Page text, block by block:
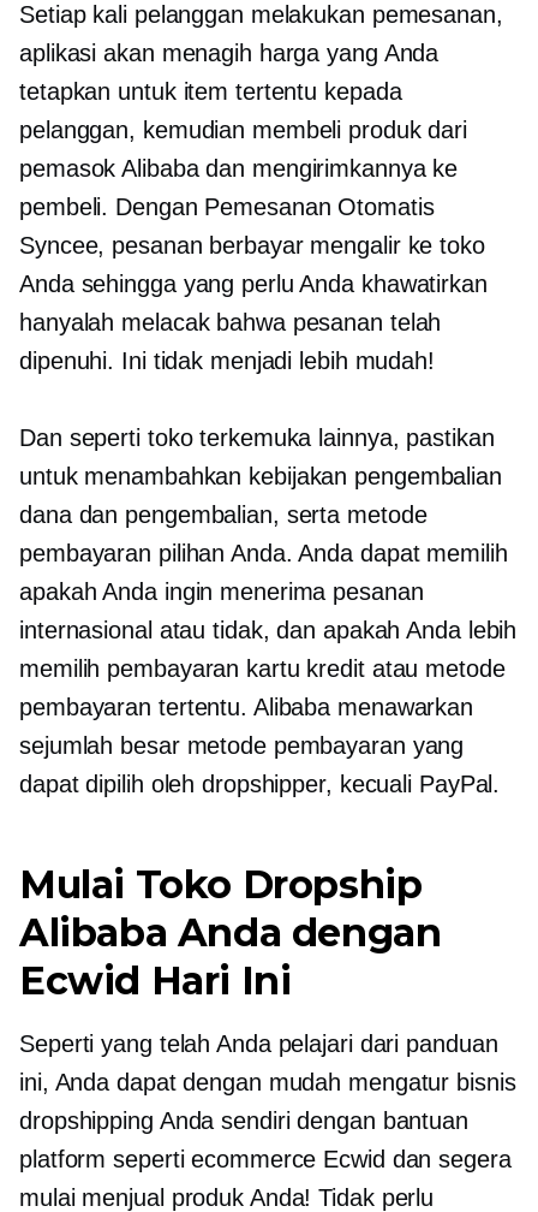
Setiap kali pelanggan melakukan pemesanan,
aplikasi akan menagih harga yang Anda
tetapkan untuk item tertentu kepada
pelanggan, kemudian membeli produk dari
pemasok Alibaba dan mengirimkannya ke
pembeli. Dengan Pemesanan Otomatis
Syncee, pesanan berbayar mengalir ke toko
Anda sehingga yang perlu Anda khawatirkan
hanyalah melacak bahwa pesanan telah
dipenuhi. Ini tidak menjadi lebih mudah!
Dan seperti toko terkemuka lainnya, pastikan
untuk menambahkan kebijakan pengembalian
dana dan pengembalian, serta metode
pembayaran pilihan Anda. Anda dapat memilih
apakah Anda ingin menerima pesanan
internasional atau tidak, dan apakah Anda lebih
memilih pembayaran kartu kredit atau metode
pembayaran tertentu. Alibaba menawarkan
sejumlah besar metode pembayaran yang
dapat dipilih oleh dropshipper, kecuali PayPal.
Mulai Toko Dropship
Alibaba Anda dengan
Ecwid Hari Ini
Seperti yang telah Anda pelajari dari panduan
ini, Anda dapat dengan mudah mengatur bisnis
dropshipping Anda sendiri dengan bantuan
platform seperti ecommerce Ecwid dan segera
mulai menjual produk Anda! Tidak perlu